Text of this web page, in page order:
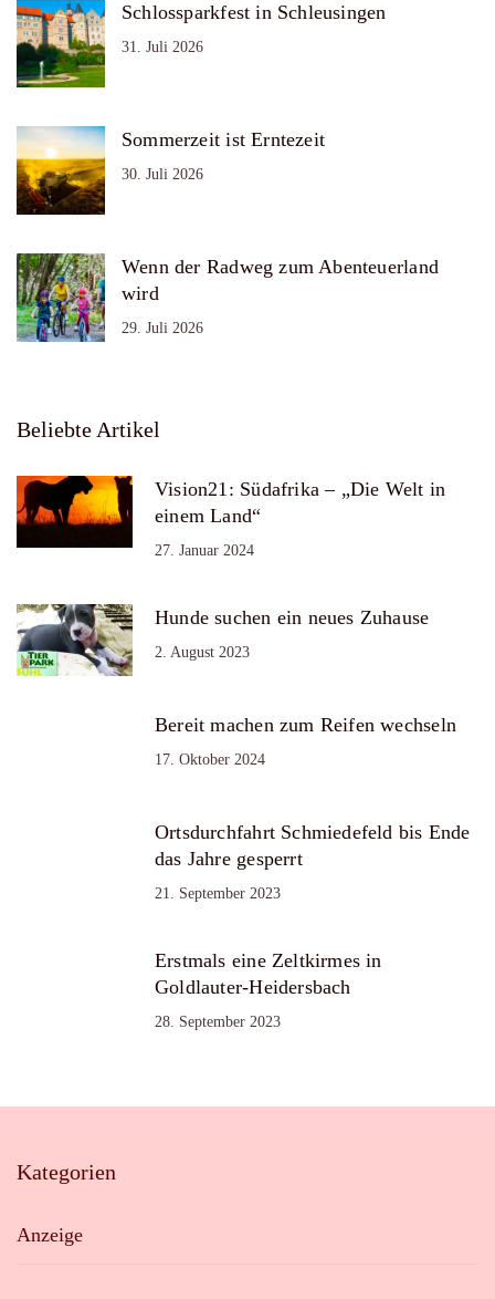
Schlossparkfest in Schleusingen
31. Juli 2026
Sommerzeit ist Erntezeit
30. Juli 2026
Wenn der Radweg zum Abenteuerland
wird
29. Juli 2026
Beliebte Artikel
Vision21: Südafrika – „Die Welt in
einem Land“
27. Januar 2024
Hunde suchen ein neues Zuhause
2. August 2023
Bereit machen zum Reifen wechseln
17. Oktober 2024
Ortsdurchfahrt Schmiedefeld bis Ende
das Jahre gesperrt
21. September 2023
Erstmals eine Zeltkirmes in
Goldlauter-Heidersbach
28. September 2023
Kategorien
Anzeige